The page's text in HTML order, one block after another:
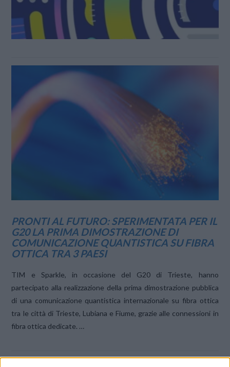
PRONTI AL FUTURO: SPERIMENTATA PER IL
G20 LA PRIMA DIMOSTRAZIONE DI
COMUNICAZIONE QUANTISTICA SU FIBRA
OTTICA TRA 3 PAESI
TIM e Sparkle, in occasione del G20 di Trieste, hanno
partecipato alla realizzazione della prima dimostrazione pubblica
di una comunicazione quantistica internazionale su fibra ottica
tra le città di Trieste, Lubiana e Fiume, grazie alle connessioni in
fibra ottica dedicate. …